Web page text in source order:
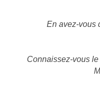
En avez-vous
Connaissez-vous